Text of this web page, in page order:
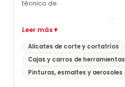
técnico de
…
Alicates de corte y cortafríos
Cajas y carros de herramientas
Pinturas, esmaltes y aerosoles